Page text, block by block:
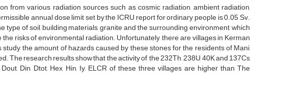
from various radiation sources such as cosmic radiation, ambient radiation,
annual dose limit set by the ICRU report for ordinary people is 0.05 Sv.
of soil, building materials, granite and the surrounding environment, which
risks of environmental radiation. Unfortunately, there are villages in Kerman
the amount of hazards caused by these stones for the residents of Mani,
The research results show that the activity of the 232Th, 238U, 40K and 137Cs
Din, Dtot, Hex, Hin, Iy, ELCR of these three villages are higher than The